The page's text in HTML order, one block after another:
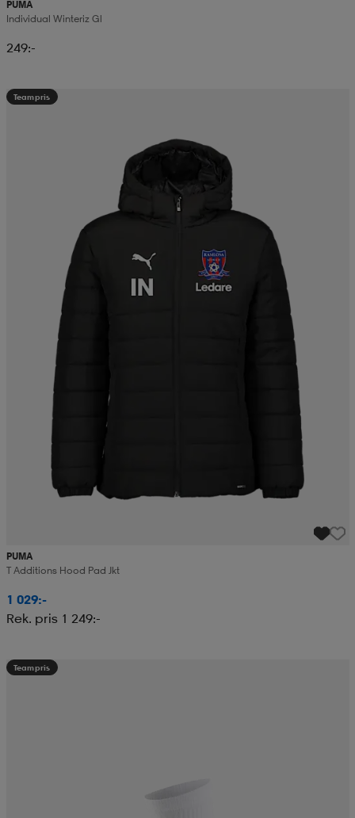
PUMA
Individual Winteriz Gl
249:-
Teampris
PUMA
T Additions Hood Pad Jkt
1 029:-
Rek. pris 1 249:-
Teampris